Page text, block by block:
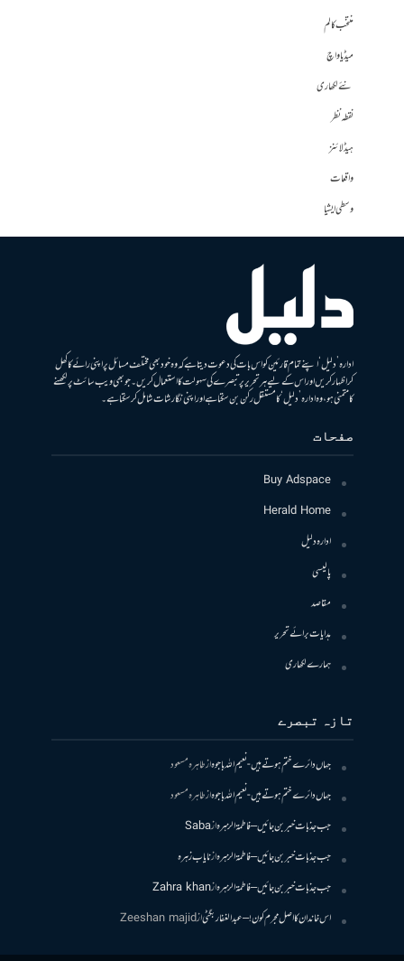
منتخب کالم
میڈیا واچ
نئے لکھاری
نقطہ نظر
ہیڈلائنز
واقعات
وسطی ایشیا
ادارہ ’دلیل‘ اپنے تمام قارئین کو اس بات کی دعوت دیتا ہے کہ وہ خود بھی مختلف مسائل پر اپنی رائے کا کھل
کر اظہار کریں اور اس کے لیے ہر تحریر پر تبصرے کی سہولت کا استعمال کریں۔ جو بھی ویب سائٹ پر لکھنے
کا متمنی ہو، وہ ادارہ ’دلیل‘ کا مستقل رکن بن سکتا ہے اور اپنی نگارشات شامل کرسکتا ہے۔
صفحات
Buy Adspace
Herald Home
ادارہ دلیل
پالیسی
مقاصد
ہدایات برائے تحریر
ہمارے لکھاری
تازہ تبصرے
جہاں دائرے ختم ہوتے ہیں- نعیم اللہ باجوہازطاہرہ مسعود
جہاں دائرے ختم ہوتے ہیں- نعیم اللہ باجوہازطاہرہ مسعود
جب جذبات خبر بن جائیں – فاطمۃالزہرہازSaba
جب جذبات خبر بن جائیں – فاطمۃالزہرہازنایاب زہرہ
جب جذبات خبر بن جائیں – فاطمۃالزہرہازZahra khan
اس خاندان کا اصل مجرم کون! – عبدالغفار بگٹیازZeeshan majid